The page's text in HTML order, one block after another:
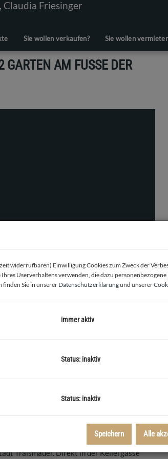
Sie wollen verkaufen? Sie wollen
AM FUSSE DER W
Traismauer. Direkt in der Kellergasse
widerrufbaren) Einwilligung Cookies zum Zweck der
Userverhaltens verwenden, die dazu personenbezogene
Sie in unsererDatenschutzerklärungund unserer
immer aktiv
Status: inaktiv
Status: inaktiv
Speichern Alle